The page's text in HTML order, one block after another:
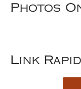
Photos
Link